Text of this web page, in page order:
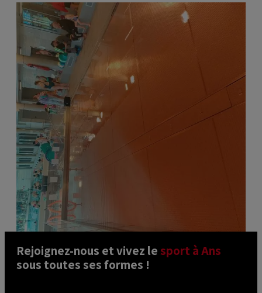
Rejoignez-nous et vivez le sport à Ans
sous toutes ses formes !